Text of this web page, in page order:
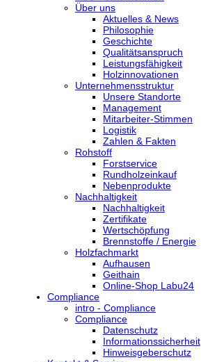
Über uns
Aktuelles & News
Philosophie
Geschichte
Qualitätsanspruch
Leistungsfähigkeit
Holzinnovationen
Unternehmensstruktur
Unsere Standorte
Management
Mitarbeiter-Stimmen
Logistik
Zahlen & Fakten
Rohstoff
Forstservice
Rundholzeinkauf
Nebenprodukte
Nachhaltigkeit
Nachhaltigkeit
Zertifikate
Wertschöpfung
Brennstoffe / Energie
Holzfachmarkt
Aufhausen
Geithain
Online-Shop Labu24
Compliance
intro - Compliance
Compliance
Datenschutz
Informationssicherheit
Hinweisgeberschutz